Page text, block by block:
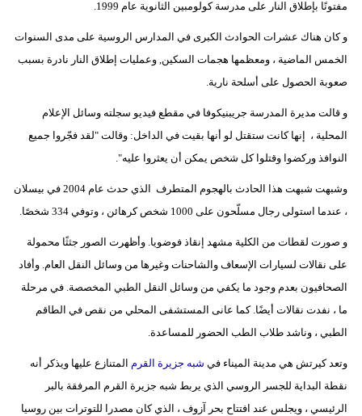
مفتونًا بإطلاق النار على مدرسة كولومبين الثانوية عام 1999.
و كان هناك عشرات الحوادث الكبرى في المدارس الروسية على مدى السنوات
الخمس الماضية ، ومعظمها هجمات السكين, وعمليات إطلاق النار نادرة بسبب
صعوبة الحصول على أسلحة نارية.
و قالت مديرة المدرسة جريبنيكوفا في مقطع فيديو سجلته وسائل الإعلام
المحلية ، إنها كانت ستقتل لو أنها بقيت في الداخل: وقالت "لقد فجّروا جميع
النوافذ وركضوا وقتلوا كل شخص يمكن أن يعثروا عليه".
وشبهت شبهت هذا الحادث بالهجوم المتطرف الذي حدث عام 2004 في بيسلان
، عندما استولى رجال مسلّحون على 1000 شخص كرهائن ، وتوفي 334 شخصًا.
و صورت لقطات من الكلية مشهد إنقاذ فوضويا. وأظهرت الصور جثثًا محمولة
على نقالات لسيارات الإسعاف والشاحنات وغيرها من وسائل النقل العام. وأفاد
الصحافيون بعدم وجود ما يكفي من وسائل النقل الطبي المخصصة. في مرحلة
ما ، نفدت نقالات أيضًا. كما عانى المستشفى المحلي من نقص في الطاقم
الطبي ، وناشد طلاب الطب الحضور للمساعدة.
وتعد كيرتش هي مدينة الميناء في شبه جزيرة القرم المتنازع عليها ويذكر أنه
نقطة البداية للجسر الروسي الذي يربط شبه جزيرة القرم المرفقة بالبر
الرئيسي ، ويجلس عند افتتاح بحر آزوف ، الذي كان مصدرا للتوترات بين روسيا